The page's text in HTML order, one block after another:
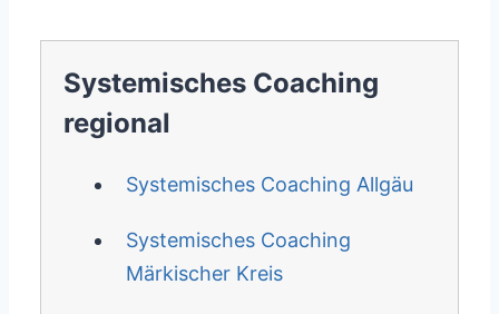
Systemisches Coaching
regional
Systemisches Coaching Allgäu
Systemisches Coaching
Märkischer Kreis